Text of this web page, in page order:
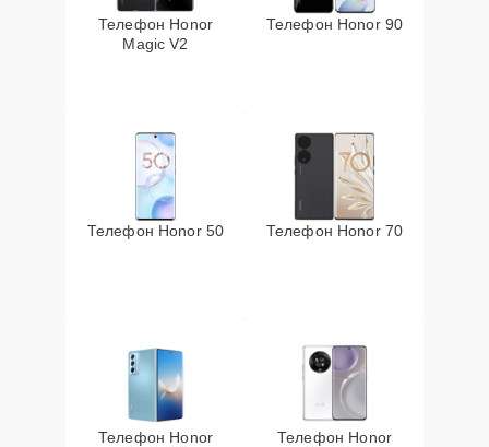
Телефон Honor
Magic V2
Телефон Honor 90
Телефон Honor 50 Телефон Honor 70
Телефон Honor
Телефон Honor